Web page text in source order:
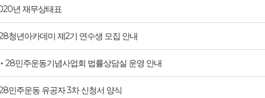
년 재무상태표
청년아카데미 제2기 연수생 모집 안내
민주운동기념사업회 법률상담실 운영 안내
민주운동 유공자 3차 신청서 양식